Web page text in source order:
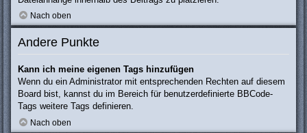
Nach oben
Andere Punkte
Kann ich meine eigenen Tags hinzufügen
Wenn du ein Administrator mit entsprechenden Rechten auf diesem
Board bist, kannst du im Bereich für benutzerdefinierte BBCode-
Tags weitere Tags definieren.
Nach oben